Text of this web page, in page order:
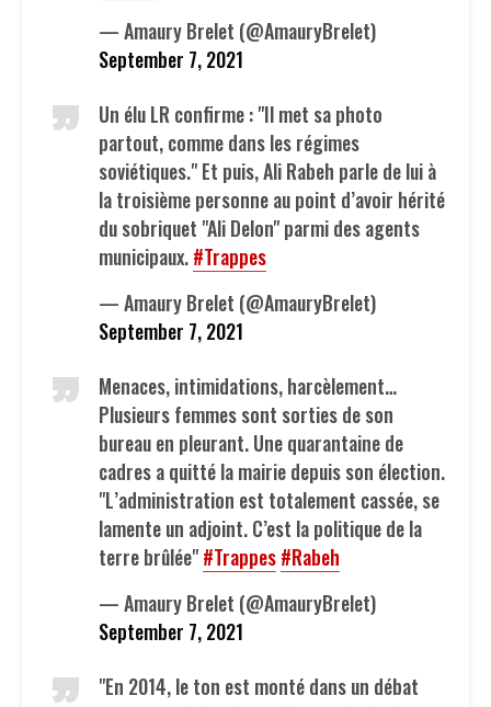
— Amaury Brelet (@AmauryBrelet)
September 7, 2021
Un élu LR confirme : "Il met sa photo
partout, comme dans les régimes
soviétiques." Et puis, Ali Rabeh parle de lui à
la troisième personne au point d’avoir hérité
du sobriquet "Ali Delon" parmi des agents
municipaux.#Trappes
— Amaury Brelet (@AmauryBrelet)
September 7, 2021
Menaces, intimidations, harcèlement…
Plusieurs femmes sont sorties de son
bureau en pleurant. Une quarantaine de
cadres a quitté la mairie depuis son élection.
"L’administration est totalement cassée, se
lamente un adjoint. C’est la politique de la
terre brûlée"#Trappes#Rabeh
— Amaury Brelet (@AmauryBrelet)
September 7, 2021
"En 2014, le ton est monté dans un débat